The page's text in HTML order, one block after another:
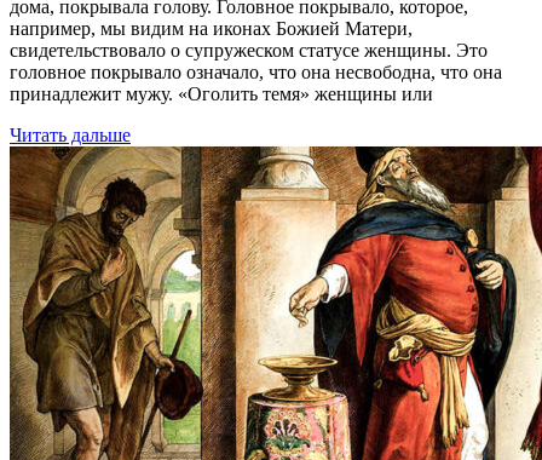
дома, покрывала голову. Головное покрывало, которое,
например, мы видим на иконах Божией Матери,
свидетельствовало о супружеском статусе женщины. Это
головное покрывало означало, что она несвободна, что она
принадлежит мужу. «Оголить темя» женщины или
Читать дальше